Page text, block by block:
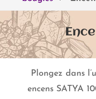
Plongez dans
encens SATYA